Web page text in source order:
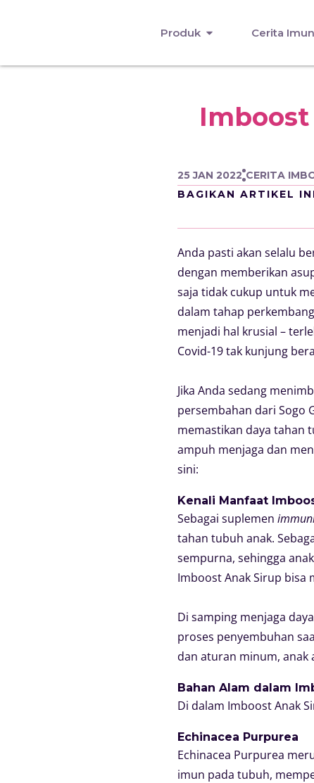
Produk Cerita
Imboost
25 JAN 2022 CERITA
BAGIKAN ARTIKEL
Anda pasti akan selalu
dengan memberikan
saja tidak cukup untuk
dalam tahap
menjadi hal krusial –
Covid-19 tak kunjung
Jika Anda sedang
persembahan dari Sogo
memastikan daya tahan
ampuh menjaga dan
sini:
Kenali Manfaat
Sebagai suplemen
tahan tubuh anak.
sempurna, sehingga
Imboost Anak Sirup
Di samping menjaga
proses penyembuhan
dan aturan minum, anak
Bahan Alam dalam
Di dalam Imboost Anak
Echinacea Purpurea
Echinacea Purpurea
imun pada tubuh,